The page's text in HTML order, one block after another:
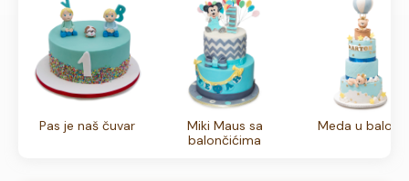
Pas je naš čuvar
Miki Maus sa
balončićima
Meda u balonu